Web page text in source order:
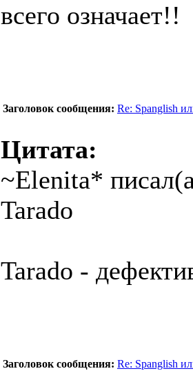
всего означает!!
Заголовок сообщения: Re: Spanglish
Цитата:
~Elenita*
Tarado
Tarado -
Заголовок сообщения: Re: Spanglish